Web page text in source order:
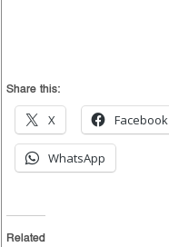
Share this:
X Facebook
WhatsApp
Related